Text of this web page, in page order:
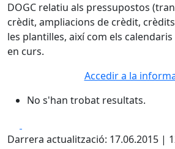
DOGC relatiu als pressupostos
crèdit, ampliacions de crèdit,
les plantilles, així com els
en curs.
Accedir a la
No s'han trobat resultats.
Darrera actualització: 17.06.2015 |